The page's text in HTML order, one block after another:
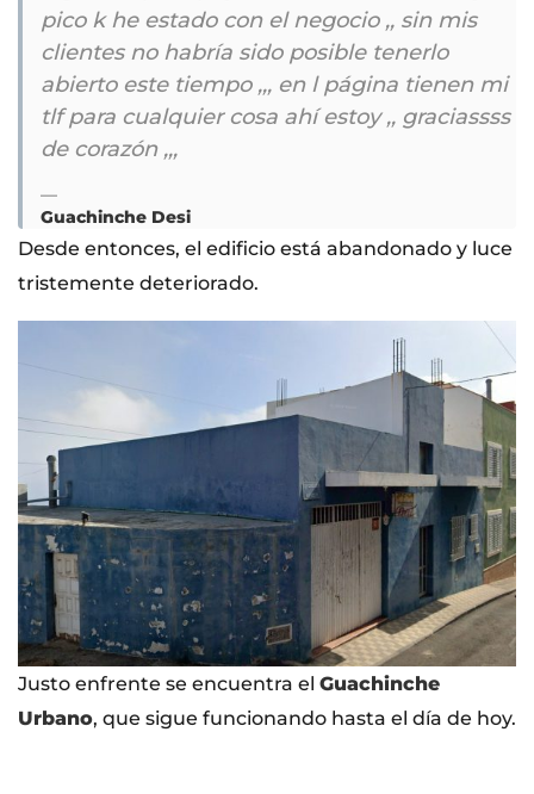
pico k he estado con el negocio ,, sin mis
clientes no habría sido posible tenerlo
abierto este tiempo ,,, en l página tienen mi
tlf para cualquier cosa ahí estoy ,, graciassss
de corazón ,,,
Guachinche Desi
Desde entonces, el edificio está abandonado y luce
tristemente deteriorado.
Justo enfrente se encuentra el Guachinche
Urbano, que sigue funcionando hasta el día de hoy.